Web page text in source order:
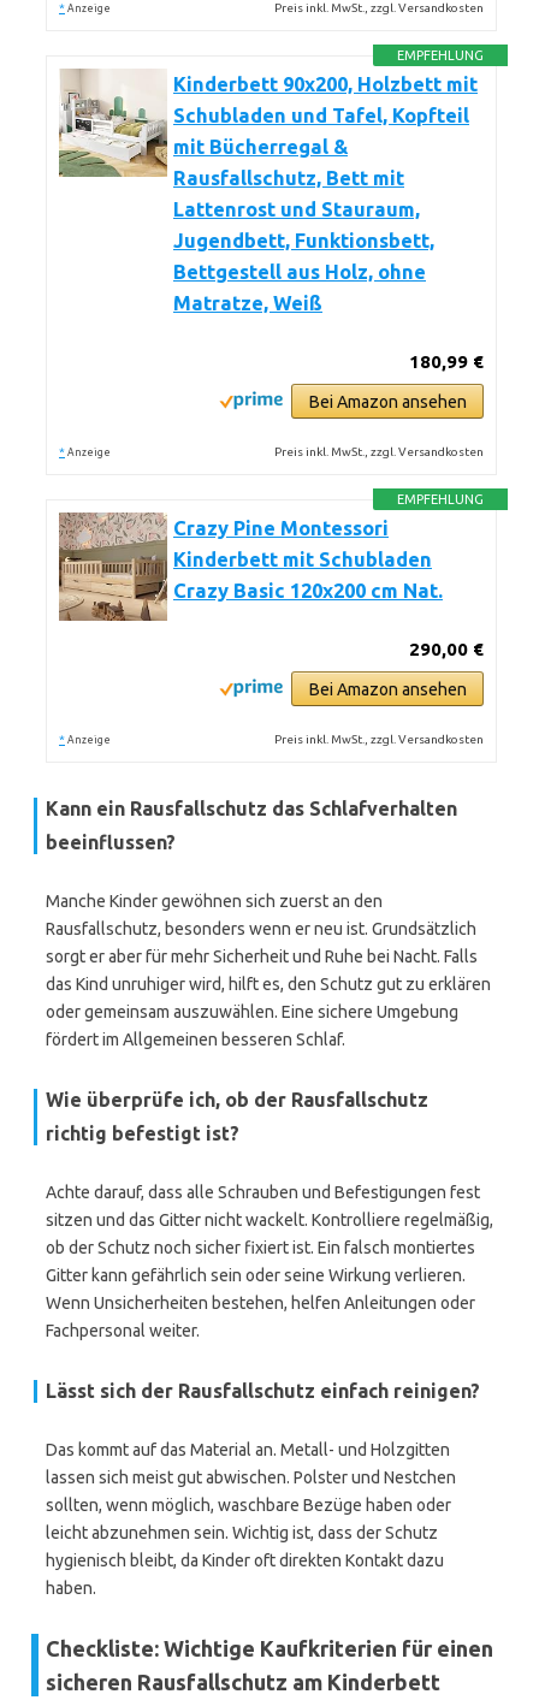
* Anzeige Preis inkl. MwSt., zzgl. Versandkosten
EMPFEHLUNG
Kinderbett 90x200, Holzbett mit
Schubladen und Tafel, Kopfteil
mit Bücherregal &
Rausfallschutz, Bett mit
Lattenrost und Stauraum,
Jugendbett, Funktionsbett,
Bettgestell aus Holz, ohne
Matratze, Weiß
180,99 €
Bei Amazon ansehen
* Anzeige Preis inkl. MwSt., zzgl. Versandkosten
EMPFEHLUNG
Crazy Pine Montessori
Kinderbett mit Schubladen
Crazy Basic 120x200 cm Nat.
290,00 €
Bei Amazon ansehen
* Anzeige Preis inkl. MwSt., zzgl. Versandkosten
Kann ein Rausfallschutz das Schlafverhalten
beeinflussen?
Manche Kinder gewöhnen sich zuerst an den
Rausfallschutz, besonders wenn er neu ist. Grundsätzlich
sorgt er aber für mehr Sicherheit und Ruhe bei Nacht. Falls
das Kind unruhiger wird, hilft es, den Schutz gut zu erklären
oder gemeinsam auszuwählen. Eine sichere Umgebung
fördert im Allgemeinen besseren Schlaf.
Wie überprüfe ich, ob der Rausfallschutz
richtig befestigt ist?
Achte darauf, dass alle Schrauben und Befestigungen fest
sitzen und das Gitter nicht wackelt. Kontrolliere regelmäßig,
ob der Schutz noch sicher fixiert ist. Ein falsch montiertes
Gitter kann gefährlich sein oder seine Wirkung verlieren.
Wenn Unsicherheiten bestehen, helfen Anleitungen oder
Fachpersonal weiter.
Lässt sich der Rausfallschutz einfach reinigen?
Das kommt auf das Material an. Metall- und Holzgitten
lassen sich meist gut abwischen. Polster und Nestchen
sollten, wenn möglich, waschbare Bezüge haben oder
leicht abzunehmen sein. Wichtig ist, dass der Schutz
hygienisch bleibt, da Kinder oft direkten Kontakt dazu
haben.
Checkliste: Wichtige Kaufkriterien für einen
sicheren Rausfallschutz am Kinderbett